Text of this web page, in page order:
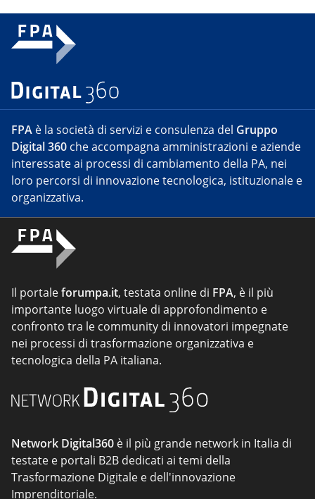
FPA è la società di servizi e consulenza del Gruppo
Digital 360 che accompagna amministrazioni e aziende
interessate ai processi di cambiamento della PA, nei
loro percorsi di innovazione tecnologica, istituzionale e
organizzativa.
Il portaleforumpa.it, testata online di FPA, è il più
importante luogo virtuale di approfondimento e
confronto tra le community di innovatori impegnate
nei processi di trasformazione organizzativa e
tecnologica della PA italiana.
Network Digital360 è il più grande network in Italia di
testate e portali B2B dedicati ai temi della
Trasformazione Digitale e dell'innovazione
Imprenditoriale.